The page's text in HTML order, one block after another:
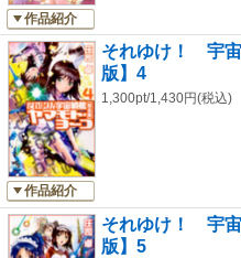
作品紹介
作品紹介
それゆけ！ 宇宙
版】4
1,300pt/1,430円(税込)
それゆけ！ 宇宙
版】5